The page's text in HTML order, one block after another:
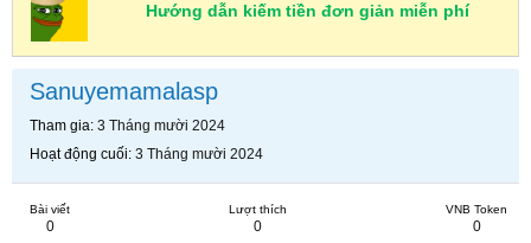
Hướng dẫn kiếm tiền đơn giản miễn phí
Sanuyemamalasp
Tham gia 3 Tháng mười 2024
Hoạt động cuối 3 Tháng mười 2024
Bài viết
0
Lượt thích
0
VNB Token
0